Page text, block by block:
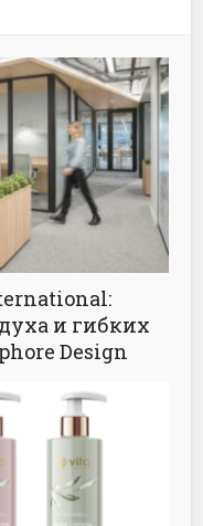
и гибких
Design